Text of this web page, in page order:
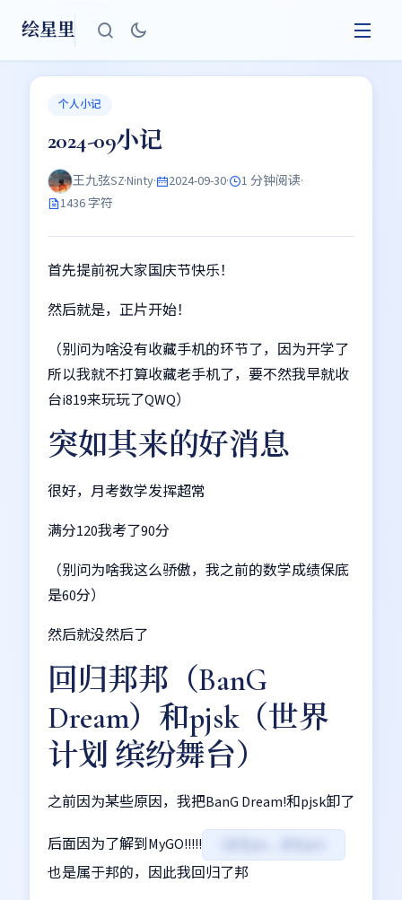
绘星里
个人小记
2024-09小记
王九弦SZ·Ninty· 2024-09-30· 1 分钟阅读·
1436 字符
首先提前祝大家国庆节快乐！
然后就是，正片开始！
（别问为啥没有收藏手机的环节了，因为开学了
所以我就不打算收藏老手机了，要不然我早就收
台i819来玩玩了QWQ）
突如其来的好消息
很好，月考数学发挥超常
满分120我考了90分
（别问为啥我这么骄傲，我之前的数学成绩保底
是60分）
然后就没然后了
回归邦邦（BanG
Dream）和pjsk（世界
计划 缤纷舞台）
之前因为某些原因，我把BanG Dream!和pjsk卸了
后面因为了解到MyGO!!!!!
也是属于邦的，因此我回归了邦